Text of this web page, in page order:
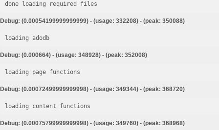
done loading required files
Debug: (0.00054199999999999) - (usage: 332208) - (peak: 350088)
loading adodb
Debug: (0.000664) - (usage: 348928) - (peak: 352008)
loading page functions
Debug: (0.00072499999999998) - (usage: 349344) - (peak: 368720)
loading content functions
Debug: (0.00075799999999998) - (usage: 349760) - (peak: 368968)